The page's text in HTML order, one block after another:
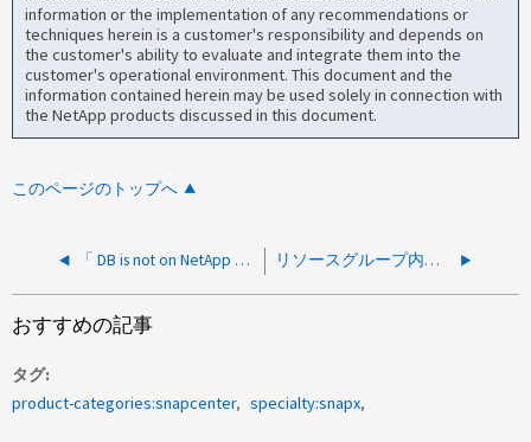
information or the implementation of any recommendations or
techniques herein is a customer's responsibility and depends on
the customer's ability to evaluate and integrate them into the
customer's operational environment. This document and the
information contained herein may be used solely in connection with
the NetApp products discussed in this document.
このページのトップへ
「 DB is not on NetApp storage 」というエラーで SQL インスタンスを変更することはできません。 リソースグループ内のすべてのホストへのEMSメッセージの送信をSnapCenterから制限できますか
おすすめの記事
タグ
product-categories:snapcenter
specialty:snapx